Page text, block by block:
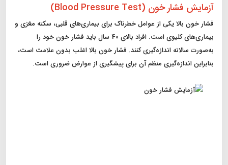
آزمایش فشار خون (Blood Pressure Test)
فشار خون بالا یکی از عوامل خطرناک برای بیماری‌های قلبی، سکته مغزی و
بیماری‌های کلیوی است. افراد بالای 40 سال باید فشار خون خود را
به‌صورت سالانه اندازه‌گیری کنند. فشار خون بالا اغلب بدون علامت است،
بنابراین اندازه‌گیری منظم آن برای پیشگیری از عوارض ضروری است.